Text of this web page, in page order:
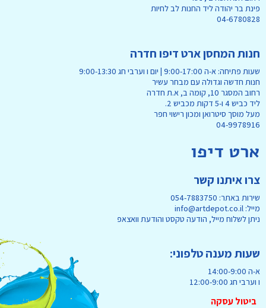
פינת בר יהודה ליד החנות לב לחיות
04-6780828
חנות המחסן ארט דיפו חדרה
שעות פתיחה: א-ה 9:00-17:00 | יום ו וערבי חג 9:00-13:30
חנות חדשה וגדולה עם מבחר עשיר
רחוב המסגר 10, קומה ב, א.ת חדרה
ליד כביש 4 ו-5 דקות מכביש 2.
מעל מוסך סיטרואן ומכון רישוי חפר
04-9978916
ארט דיפו
צרו איתנו קשר
שירות באתר: 054-7883750
מייל: info@artdepot.co.il
ניתן לשלוח מייל, הודעה טקסט והודעת וואצאפ
שעות מענה טלפוני:
א-ה 14:00-9:00
ו וערבי חג 12:00-9:00
ביטול עסקה